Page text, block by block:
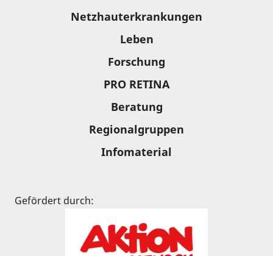
Netzhauterkrankungen
Leben
Forschung
PRO RETINA
Beratung
Regionalgruppen
Infomaterial
Gefördert durch: